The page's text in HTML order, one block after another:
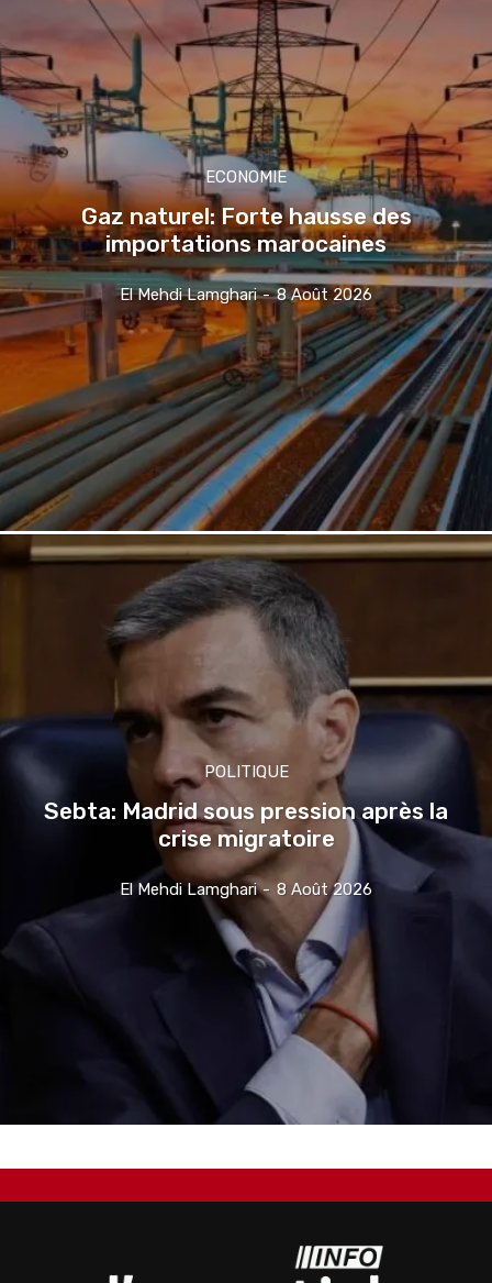
ECONOMIE
Gaz naturel: Forte hausse des
importations marocaines
El Mehdi Lamghari - 8 Août 2026
POLITIQUE
Sebta: Madrid sous pression après la
crise migratoire
El Mehdi Lamghari - 8 Août 2026